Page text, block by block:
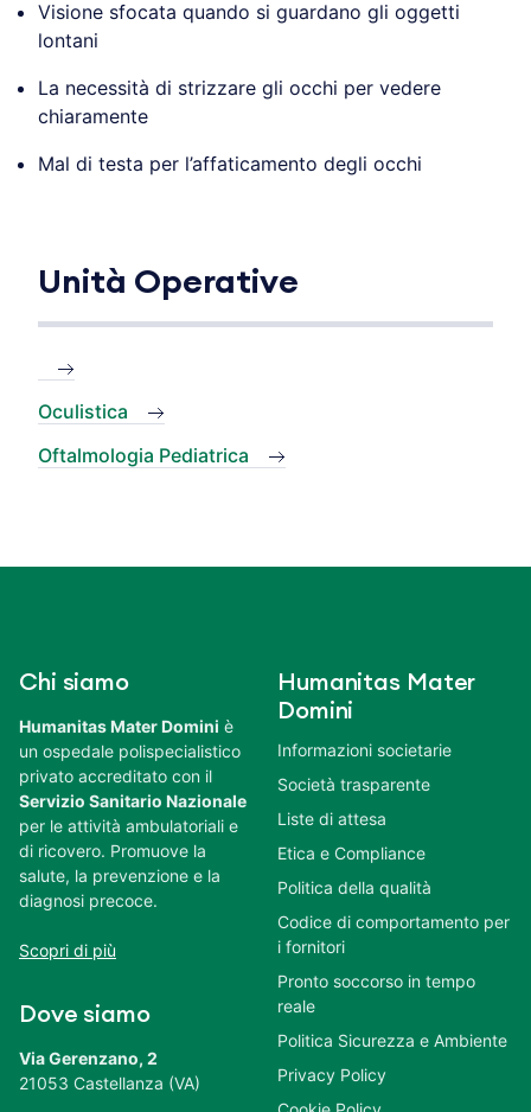
Visione sfocata quando si guardano gli oggetti
lontani
La necessità di strizzare gli occhi per vedere
chiaramente
Mal di testa per l’affaticamento degli occhi
Unità Operative
Oculistica
Oftalmologia Pediatrica
Chi siamo
Humanitas Mater Domini è
un ospedale polispecialistico
privato accreditato con il
Servizio Sanitario Nazionale
per le attività ambulatoriali e
di ricovero. Promuove la
salute, la prevenzione e la
diagnosi precoce.
Scopri di più
Dove siamo
Via Gerenzano, 2
21053 Castellanza (VA)
Humanitas Mater
Domini
Informazioni societarie
Società trasparente
Liste di attesa
Etica e Compliance
Politica della qualità
Codice di comportamento per
i fornitori
Pronto soccorso in tempo
reale
Politica Sicurezza e Ambiente
Privacy Policy